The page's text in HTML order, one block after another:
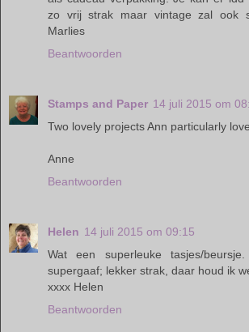
zo vrij strak maar vintage zal ook
Marlies
Beantwoorden
Stamps and Paper 14 juli 2015 om
Two lovely projects Ann particularly
Anne
Beantwoorden
Helen 14 juli 2015 om 09:15
Wat een superleuke tasjes/
supergaaf; lekker strak, daar houd ik
xxxx Helen
Beantwoorden